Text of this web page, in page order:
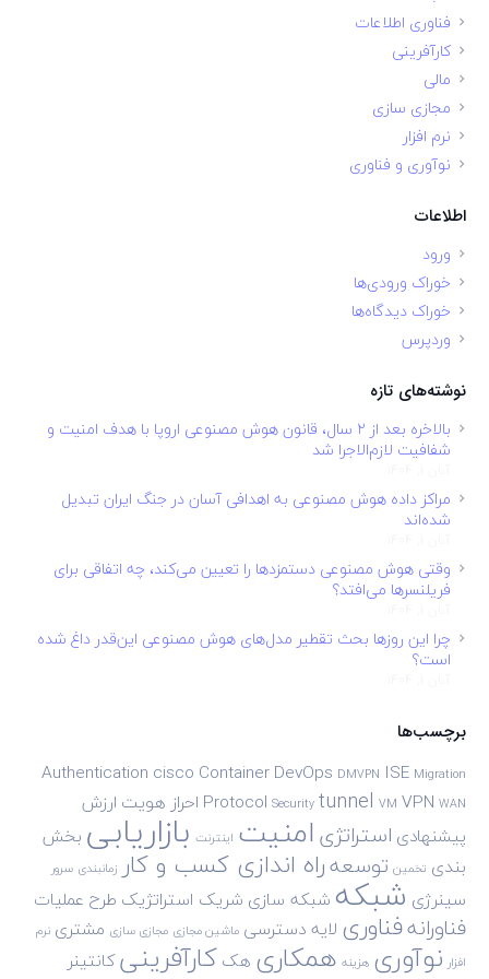
فناوری اطلاعات
کارآفرینی
مالی
مجازی سازی
نرم افزار
نوآوری و فناوری
اطلاعات
ورود
خوراک ورودی‌ها
خوراک دیدگاه‌ها
وردپرس
نوشته‌های تازه
بالاخره بعد از ۲ سال، قانون هوش مصنوعی اروپا با هدف امنیت و
شفافیت لازم‌الاجرا شد
مراکز داده هوش مصنوعی به اهدافی آسان در جنگ ایران تبدیل
شده‌اند
وقتی هوش مصنوعی دستمزدها را تعیین می‌کند، چه اتفاقی برای
فریلنسرها می‌افتد؟
چرا این روزها بحث تقطیر مدل‌های هوش مصنوعی این‌قدر داغ شده
است؟
برچسب‌ها
Authentication cisco ContainerDevOps DMVPN ISE Migration
Protocol Security tunnel VM VPN WAN احراز هویت ارزش
پیشنهادی استراتژی امنیت اینترنت بازاریابیبخش
بندی تخمین توسعهراه اندازی کسب و کار زمانبندی سرور
سینرژی شبکه شبکه سازی شریک استراتژیک طرح عملیات
فناورانهفناوری لایه دسترسی ماشین مجازی مجازی سازی مشتری نرم
افزار نوآوری هزینه همکاری هککارآفرینیکانتینر